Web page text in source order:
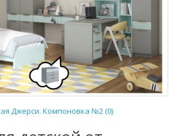
Джерси. Компоновка №2 (0)